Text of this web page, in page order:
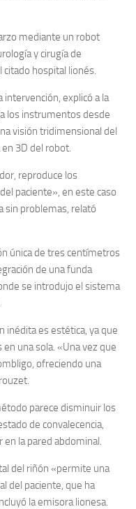
mediante un robot
y cirugía de
hospital lionés.
intervención, explicó a la
los instrumentos desde
visión tridimensional del
3D del robot.
reproduce los
paciente», en este caso
sin problemas, relató
única de tres centímetros
de una funda
se introdujo el sistema
inédita es estética, ya que
una sola. «Una vez que
ofreciendo una
parece disminuir los
de convalecencia,
en la pared abdominal.
del riñón «permite una
del paciente, que ha
la emisora lionesa.